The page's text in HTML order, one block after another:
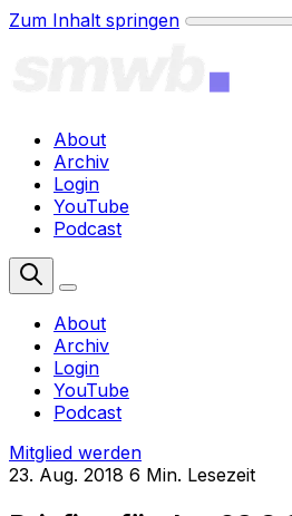
Zum Inhalt springen
About
Archiv
Login
YouTube
Podcast
About
Archiv
Login
YouTube
Podcast
Mitglied werden
23. Aug. 2018 6 Min. Lesezeit